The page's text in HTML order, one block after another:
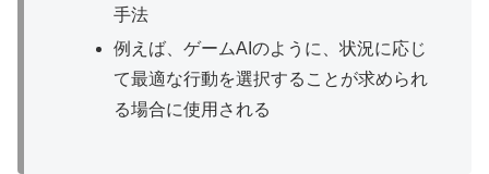
手法
例えば、ゲームAIのように、状況に応じ
て最適な行動を選択することが求められ
る場合に使用される